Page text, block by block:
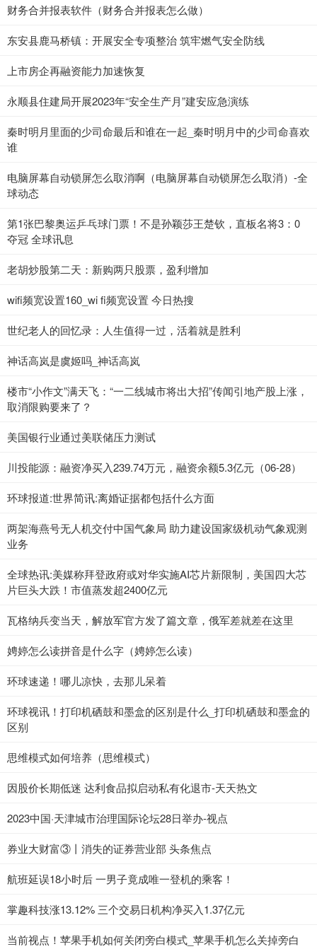
财务合并报表软件（财务合并报表怎么做）
东安县鹿马桥镇：开展安全专项整治 筑牢燃气安全防线
上市房企再融资能力加速恢复
永顺县住建局开展2023年“安全生产月”建安应急演练
秦时明月里面的少司命最后和谁在一起_秦时明月中的少司命喜欢
谁
电脑屏幕自动锁屏怎么取消啊（电脑屏幕自动锁屏怎么取消）-全
球动态
第1张巴黎奥运乒乓球门票！不是孙颖莎王楚钦，直板名将3：0
夺冠 全球讯息
老胡炒股第二天：新购两只股票，盈利增加
wifi频宽设置160_wi fi频宽设置 今日热搜
世纪老人的回忆录：人生值得一过，活着就是胜利
神话高岚是虞姬吗_神话高岚
楼市“小作文”满天飞：“一二线城市将出大招”传闻引地产股上涨，
取消限购要来了？
美国银行业通过美联储压力测试
川投能源：融资净买入239.74万元，融资余额5.3亿元（06-28）
环球报道:世界简讯:离婚证据都包括什么方面
两架海燕号无人机交付中国气象局 助力建设国家级机动气象观测
业务
全球热讯:美媒称拜登政府或对华实施AI芯片新限制，美国四大芯
片巨头大跌！市值蒸发超2400亿元
瓦格纳兵变当天，解放军官方发了篇文章，俄军差就差在这里
娉婷怎么读拼音是什么字（娉婷怎么读）
环球速递！哪儿凉快，去那儿呆着
环球视讯！打印机硒鼓和墨盒的区别是什么_打印机硒鼓和墨盒的
区别
思维模式如何培养（思维模式）
因股价长期低迷 达利食品拟启动私有化退市-天天热文
2023中国·天津城市治理国际论坛28日举办-视点
券业大财富③丨消失的证券营业部 头条焦点
航班延误18小时后 一男子竟成唯一登机的乘客！
掌趣科技涨13.12% 三个交易日机构净买入1.37亿元
当前视点！苹果手机如何关闭旁白模式_苹果手机怎么关掉旁白